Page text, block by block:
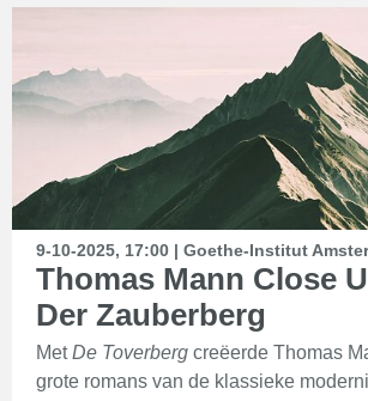
9-10-2025, 17:00 | Goethe-Institut
Thomas Mann Close
Der Zauberberg
MetDe Toverberg creëerde Thomas
grote romans van de klassieke